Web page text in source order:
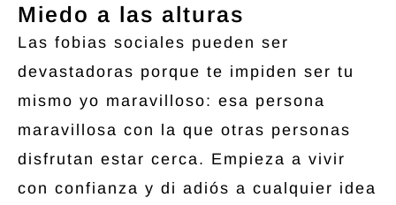
Miedo a las alturas
Las fobias sociales pueden ser
devastadoras porque te impiden ser tu
mismo yo maravilloso: esa persona
maravillosa con la que otras personas
disfrutan estar cerca. Empieza a vivir
con confianza y di adiós a cualquier idea